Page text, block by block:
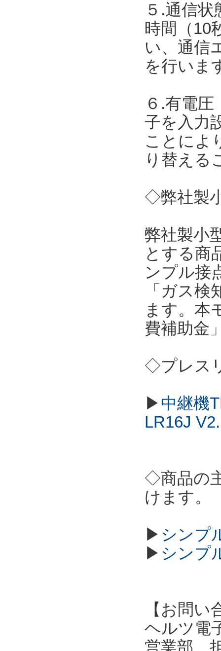
５.通信
時間（10
い、通信
を行いま
６.有電
子を入力
ことによ
り替える
◇弊社製
弊社製小
とする商
ンプル接
「ガス
ます。本
費補助金
◇プレス
▶中継機
LR16J
◇商品の
けます。
▶ シンプ
▶ シンプ
【お問い
ヘルツ電
営業部